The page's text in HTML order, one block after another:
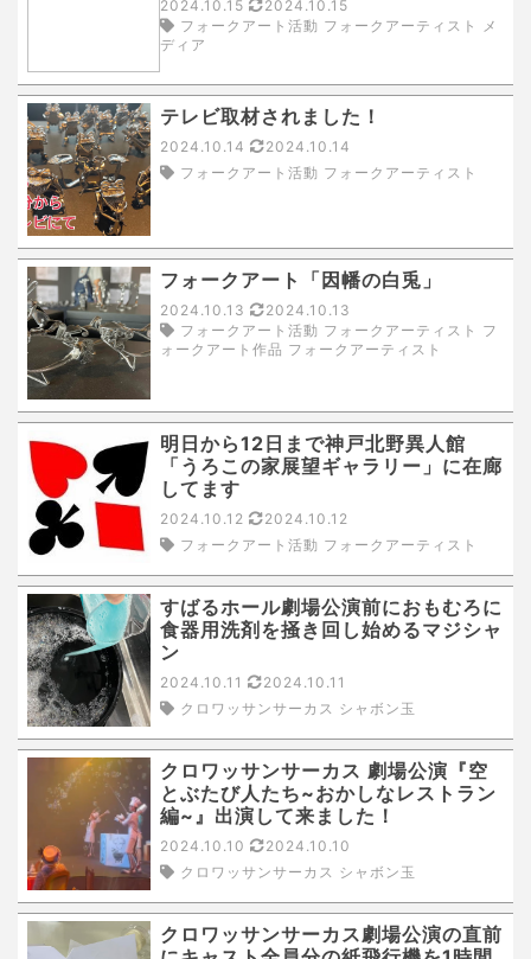
2024.10.15
2024.10.15
フォークアート活動 フォークアーティスト メ
ディア
テレビ取材されました！
2024.10.14
2024.10.14
フォークアート活動 フォークアーティスト
フォークアート「因幡の白兎」
2024.10.13
2024.10.13
フォークアート活動 フォークアーティスト フ
ォークアート作品 フォークアーティスト
明日から12日まで神戸北野異人館
「うろこの家展望ギャラリー」に在廊
してます
2024.10.12
2024.10.12
フォークアート活動 フォークアーティスト
すばるホール劇場公演前におもむろに
食器用洗剤を掻き回し始めるマジシャ
ン
2024.10.11
2024.10.11
クロワッサンサーカス シャボン玉
クロワッサンサーカス 劇場公演『空
とぶたび人たち~おかしなレストラン
編~』出演して来ました！
2024.10.10
2024.10.10
クロワッサンサーカス シャボン玉
クロワッサンサーカス劇場公演の直前